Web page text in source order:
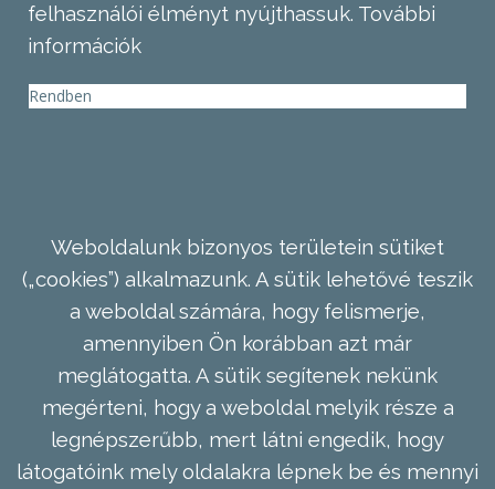
felhasználói élményt nyújthassuk. További
információk
Rendben
Weboldalunk bizonyos területein sütiket
(„cookies”) alkalmazunk. A sütik lehetővé teszik
a weboldal számára, hogy felismerje,
amennyiben Ön korábban azt már
meglátogatta. A sütik segítenek nekünk
megérteni, hogy a weboldal melyik része a
legnépszerűbb, mert látni engedik, hogy
látogatóink mely oldalakra lépnek be és mennyi